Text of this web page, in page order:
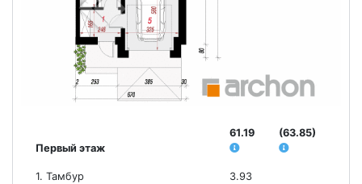
Первый этаж
61.19 (63.85)
1. Тамбур 3.93